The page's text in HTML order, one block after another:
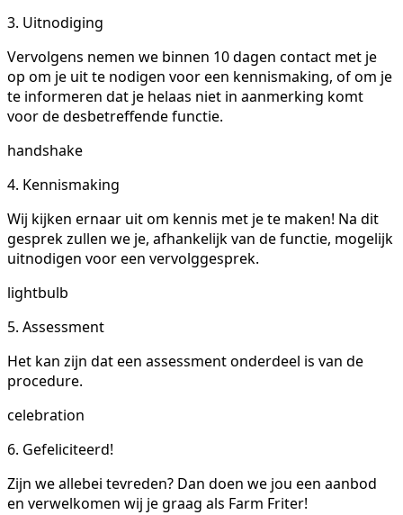
3. Uitnodiging
Vervolgens nemen we binnen 10 dagen contact met je
op om je uit te nodigen voor een kennismaking, of om je
te informeren dat je helaas niet in aanmerking komt
voor de desbetreffende functie.
handshake
4. Kennismaking
Wij kijken ernaar uit om kennis met je te maken! Na dit
gesprek zullen we je, afhankelijk van de functie, mogelijk
uitnodigen voor een vervolggesprek.
lightbulb
5. Assessment
Het kan zijn dat een assessment onderdeel is van de
procedure.
celebration
6. Gefeliciteerd!
Zijn we allebei tevreden? Dan doen we jou een aanbod
en verwelkomen wij je graag als Farm Friter!